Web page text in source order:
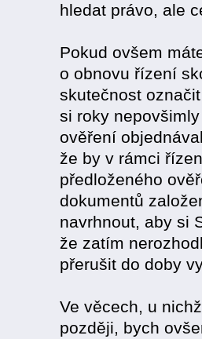
hledat právo, ale
Pokud ovšem
o obnovu řízení
skutečnost
si roky
ověření
že by v rámci
předloženého
dokumentů
navrhnout, aby si
že zatím
přerušit do doby
Ve věcech, u
později, bych